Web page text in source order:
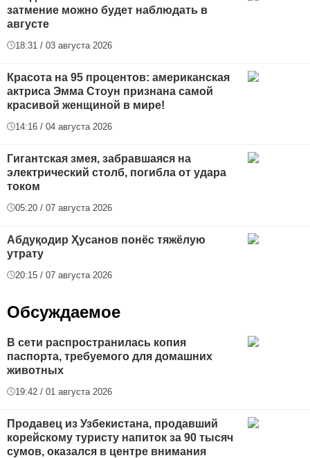
затмение можно будет наблюдать в
августе
18:31 / 03 августа 2026
Красота на 95 процентов: американская
актриса Эмма Стоун признана самой
красивой женщиной в мире!
14:16 / 04 августа 2026
Гигантская змея, забравшаяся на
электрический столб, погибла от удара
током
05:20 / 07 августа 2026
Абдуқодир Ҳусанов понёс тяжёлую
утрату
20:15 / 07 августа 2026
Обсуждаемое
В сети распространилась копия
паспорта, требуемого для домашних
животных
19:42 / 01 августа 2026
Продавец из Узбекистана, продавший
корейскому туристу напиток за 90 тысяч
сумов, оказался в центре внимания